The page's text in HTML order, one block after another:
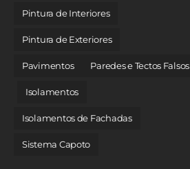
Pintura de Interiores
Pintura de Exteriores
Pavimentos Paredes e Tectos Falsos
Isolamentos
Isolamentos de Fachadas
Sistema Capoto